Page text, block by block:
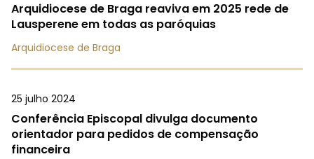
Arquidiocese de Braga reaviva em 2025 rede de
Lausperene em todas as paróquias
Arquidiocese de Braga
25 julho 2024
Conferência Episcopal divulga documento
orientador para pedidos de compensação
financeira